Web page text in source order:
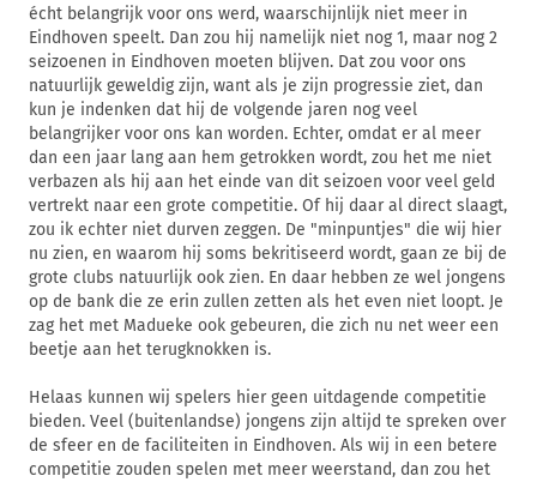
écht belangrijk voor ons werd, waarschijnlijk niet meer in
Eindhoven speelt. Dan zou hij namelijk niet nog 1, maar nog 2
seizoenen in Eindhoven moeten blijven. Dat zou voor ons
natuurlijk geweldig zijn, want als je zijn progressie ziet, dan
kun je indenken dat hij de volgende jaren nog veel
belangrijker voor ons kan worden. Echter, omdat er al meer
dan een jaar lang aan hem getrokken wordt, zou het me niet
verbazen als hij aan het einde van dit seizoen voor veel geld
vertrekt naar een grote competitie. Of hij daar al direct slaagt,
zou ik echter niet durven zeggen. De "minpuntjes" die wij hier
nu zien, en waarom hij soms bekritiseerd wordt, gaan ze bij de
grote clubs natuurlijk ook zien. En daar hebben ze wel jongens
op de bank die ze erin zullen zetten als het even niet loopt. Je
zag het met Madueke ook gebeuren, die zich nu net weer een
beetje aan het terugknokken is.
Helaas kunnen wij spelers hier geen uitdagende competitie
bieden. Veel (buitenlandse) jongens zijn altijd te spreken over
de sfeer en de faciliteiten in Eindhoven. Als wij in een betere
competitie zouden spelen met meer weerstand, dan zou het